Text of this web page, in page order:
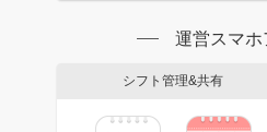
運営スマホ
シフト管理&共有